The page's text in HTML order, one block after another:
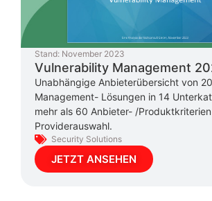
Stand: November 2023
Vulnerability Management
Unabhängige Anbieterübersicht von
Management- Lösungen in 14
mehr als 60 Anbieter- /
Providerauswahl.
Security Solutions
JETZT ANSEHEN